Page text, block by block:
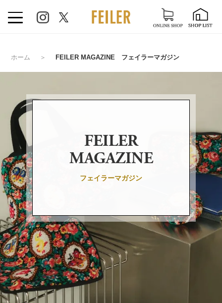
ホーム ＞ FEILER MAGAZINE フェイラーマガジン
FEILER
MAGAZINE
フェイラーマガジン